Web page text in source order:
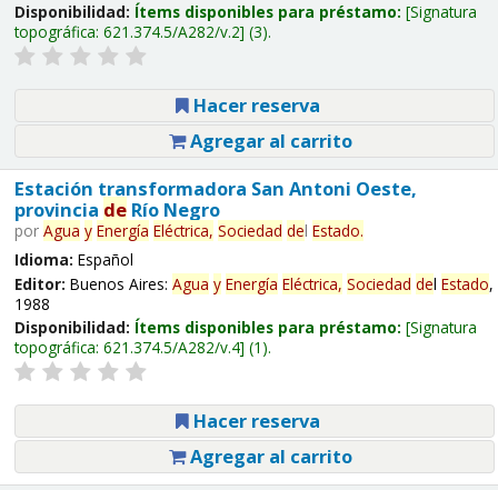
Disponibilidad: Ítems disponibles para préstamo: Signatura
topográfica: 621.374.5/A282/v.2 (3).
Hacer reserva
Agregar al carrito
Estación transformadora San Antoni Oeste,
provincia deRío Negro
por Agua y Energía Eléctrica, Sociedad del Estado.
Idioma: Español
Editor: Buenos Aires: Agua y Energía Eléctrica, Sociedad del Estado,
1988
Disponibilidad: Ítems disponibles para préstamo: Signatura
topográfica: 621.374.5/A282/v.4 (1).
Hacer reserva
Agregar al carrito